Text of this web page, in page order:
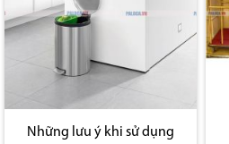
Những lưu ý khi sử dụng